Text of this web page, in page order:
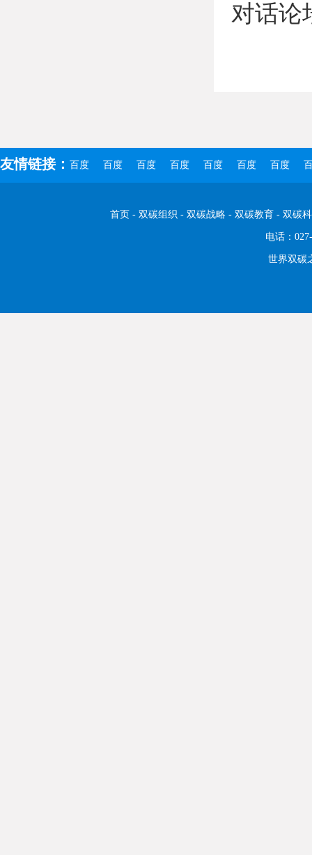
对话论
友情链接： 百度 百度 百度 百度 百度 百度 百度
首页 - 双碳组织 - 双碳战略 - 双碳教育 - 双碳
电话：
世界双碳